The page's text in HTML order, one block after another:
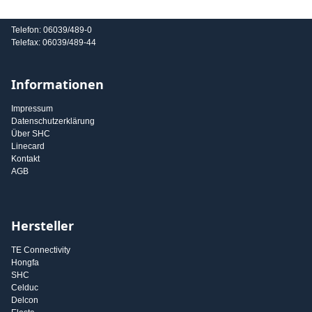
Telefon: 06039/489-0
Telefax: 06039/489-44
Informationen
Impressum
Datenschutzerklärung
Über SHC
Linecard
Kontakt
AGB
Hersteller
TE Connectivity
Hongfa
SHC
Celduc
Delcon